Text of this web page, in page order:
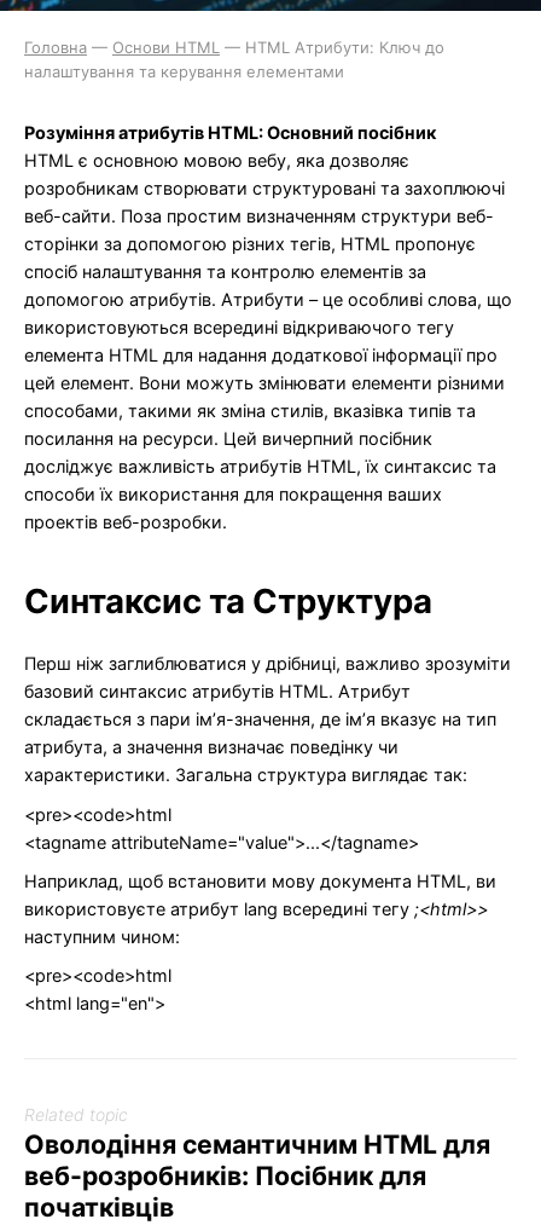
Головна — Основи HTML — HTML Атрибути: Ключ до
налаштування та керування елементами
Розуміння атрибутів HTML: Основний посібник
HTML є основною мовою вебу, яка дозволяє
розробникам створювати структуровані та захоплюючі
веб-сайти. Поза простим визначенням структури веб-
сторінки за допомогою різних тегів, HTML пропонує
спосіб налаштування та контролю елементів за
допомогою атрибутів. Атрибути – це особливі слова, що
використовуються всередині відкриваючого тегу
елемента HTML для надання додаткової інформації про
цей елемент. Вони можуть змінювати елементи різними
способами, такими як зміна стилів, вказівка типів та
посилання на ресурси. Цей вичерпний посібник
досліджує важливість атрибутів HTML, їх синтаксис та
способи їх використання для покращення ваших
проектів веб-розробки.
Синтаксис та Структура
Перш ніж заглиблюватися у дрібниці, важливо зрозуміти
базовий синтаксис атрибутів HTML. Атрибут
складається з пари ім’я-значення, де ім’я вказує на тип
атрибута, а значення визначає поведінку чи
характеристики. Загальна структура виглядає так:
<pre><code>html
<tagname attributeName="value">...</tagname>
Наприклад, щоб встановити мову документа HTML, ви
використовуєте атрибут lang всередині тегу ;<html>>
наступним чином:
<pre><code>html
<html lang="en">
Related topic
Оволодіння семантичним HTML для
веб-розробників: Посібник для
початківців